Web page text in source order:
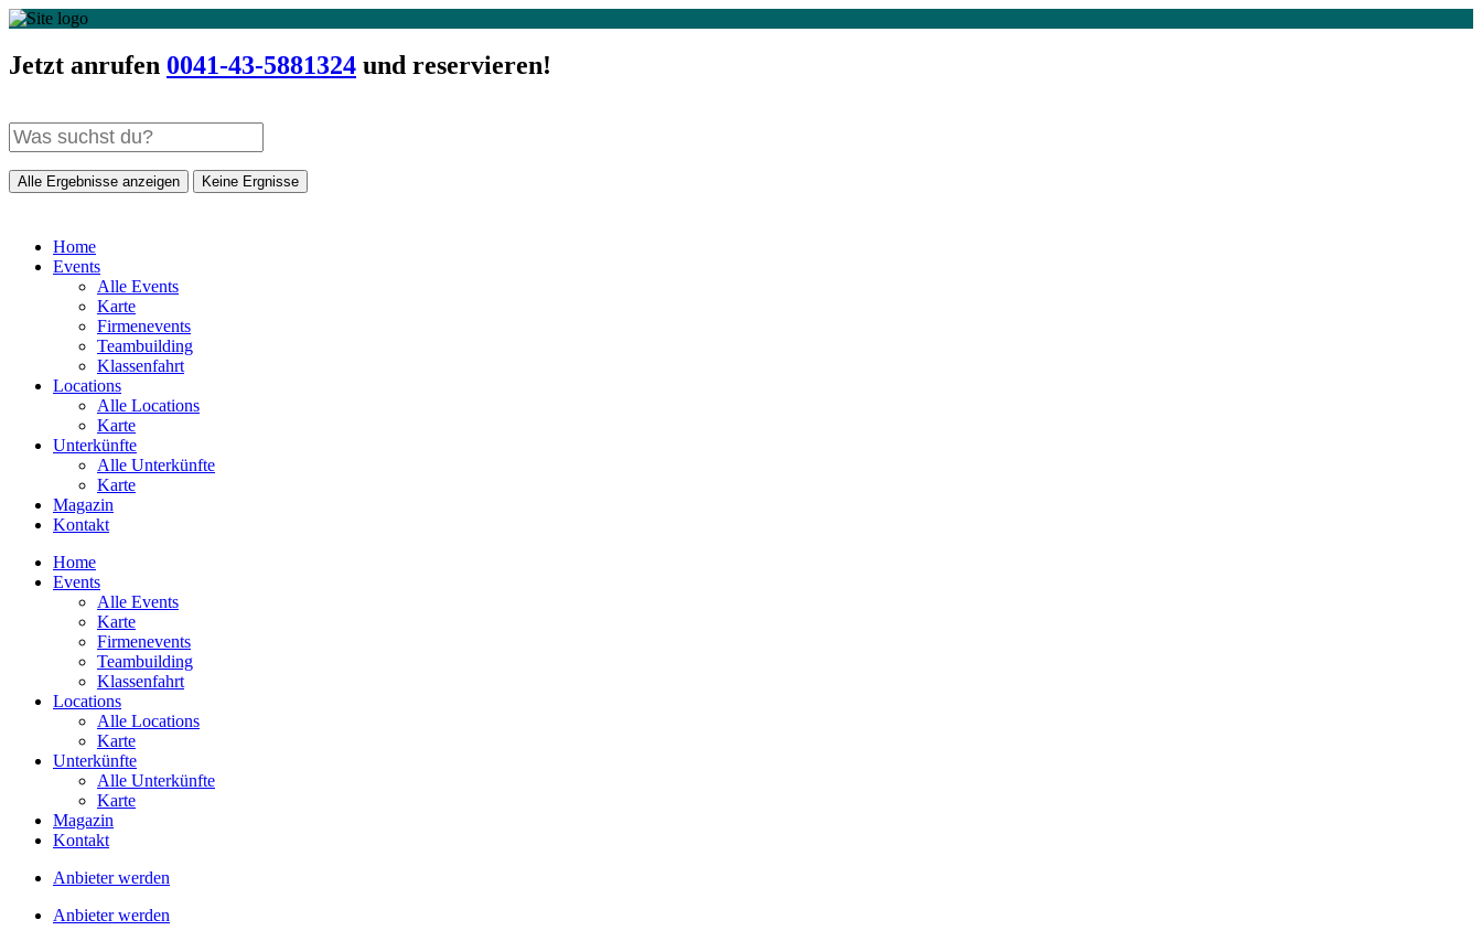
Jetzt anrufen 0041-43-5881324 und reservieren!
Alle Ergebnisse anzeigen Keine Ergnisse
Home
Events
Alle Events
Karte
Firmenevents
Teambuilding
Klassenfahrt
Locations
Alle Locations
Karte
Unterkünfte
Alle Unterkünfte
Karte
Magazin
Kontakt
Home
Events
Alle Events
Karte
Firmenevents
Teambuilding
Klassenfahrt
Locations
Alle Locations
Karte
Unterkünfte
Alle Unterkünfte
Karte
Magazin
Kontakt
Anbieter werden
Anbieter werden